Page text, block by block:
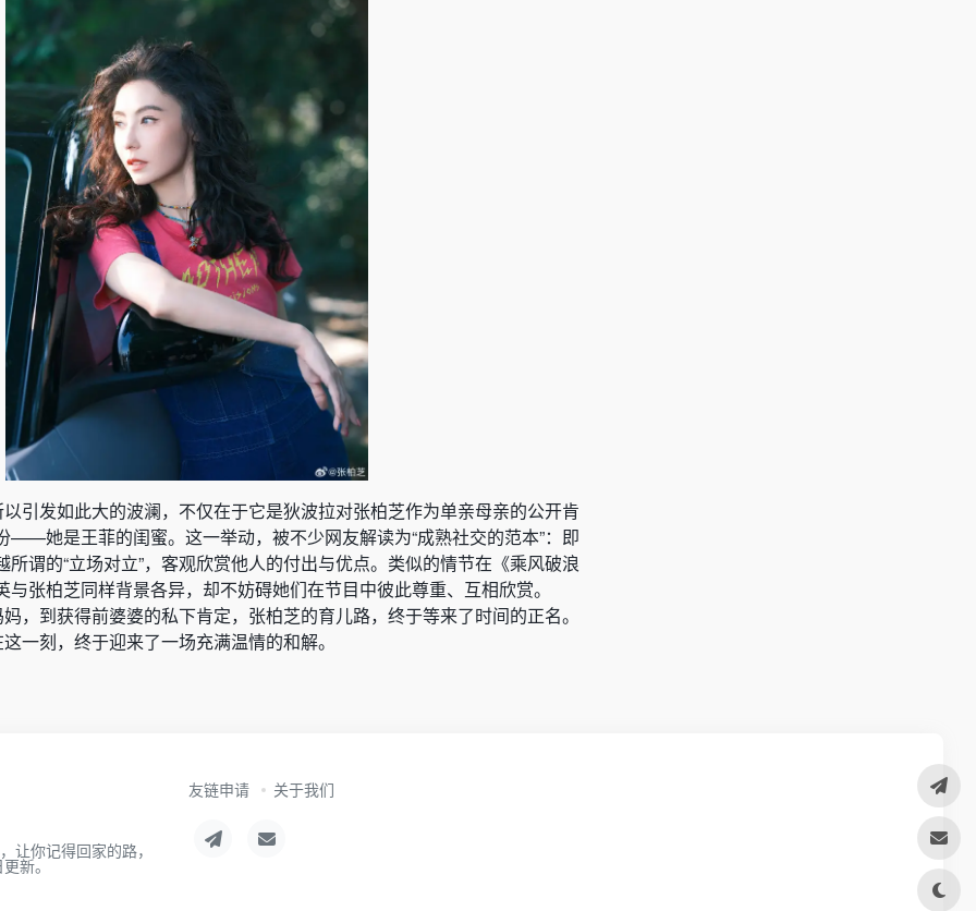
以引发如此大的波澜，不仅在于它是狄波拉对张柏芝作为单亲母亲的公开肯
——她是王菲的闺蜜。这一举动，被不少网友解读为“成熟社交的范本”：即
谓的“立场对立”，客观欣赏他人的付出与优点。类似的情节在《乘风破浪
张柏芝同样背景各异，却不妨碍她们在节目中彼此尊重、互相欣赏。
，到获得前婆婆的私下肯定，张柏芝的育儿路，终于等来了时间的正名。
一刻，终于迎来了一场充满温情的和解。
让你记得回家的路，
新。
友链申请 关于我们